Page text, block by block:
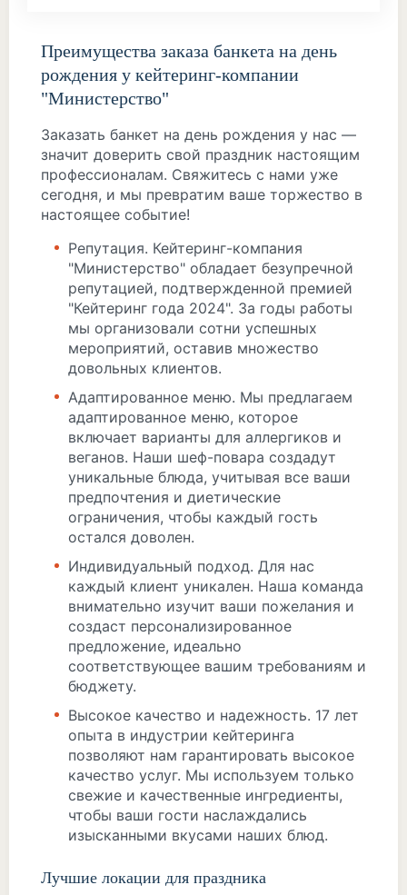
Преимущества заказа банкета на день
рождения у кейтеринг-компании
"Министерство"
Заказать банкет на день рождения у нас —
значит доверить свой праздник настоящим
профессионалам. Свяжитесь с нами уже
сегодня, и мы превратим ваше торжество в
настоящее событие!
Репутация. Кейтеринг-компания
"Министерство" обладает безупречной
репутацией, подтвержденной премией
"Кейтеринг года 2024". За годы работы
мы организовали сотни успешных
мероприятий, оставив множество
довольных клиентов.
Адаптированное меню. Мы предлагаем
адаптированное меню, которое
включает варианты для аллергиков и
веганов. Наши шеф-повара создадут
уникальные блюда, учитывая все ваши
предпочтения и диетические
ограничения, чтобы каждый гость
остался доволен.
Индивидуальный подход. Для нас
каждый клиент уникален. Наша команда
внимательно изучит ваши пожелания и
создаст персонализированное
предложение, идеально
соответствующее вашим требованиям и
бюджету.
Высокое качество и надежность. 17 лет
опыта в индустрии кейтеринга
позволяют нам гарантировать высокое
качество услуг. Мы используем только
свежие и качественные ингредиенты,
чтобы ваши гости наслаждались
изысканными вкусами наших блюд.
Лучшие локации для праздника